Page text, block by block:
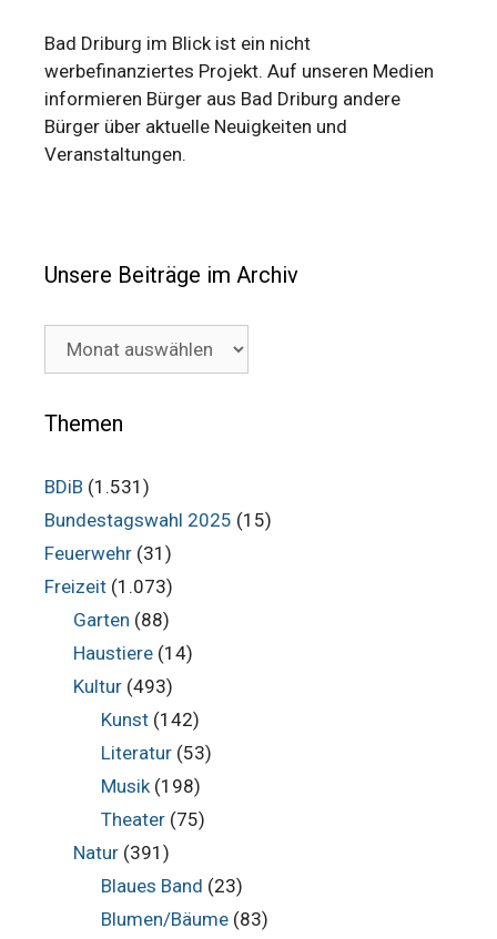
Bad Driburg im Blick ist ein nicht
werbefinanziertes Projekt. Auf unseren Medien
informieren Bürger aus Bad Driburg andere
Bürger über aktuelle Neuigkeiten und
Veranstaltungen.
Unsere Beiträge im Archiv
Archiv
Themen
BDiB (1.531)
Bundestagswahl 2025 (15)
Feuerwehr (31)
Freizeit (1.073)
Garten (88)
Haustiere(14)
Kultur(493)
Kunst (142)
Literatur (53)
Musik (198)
Theater (75)
Natur(391)
Blaues Band (23)
Blumen/Bäume (83)